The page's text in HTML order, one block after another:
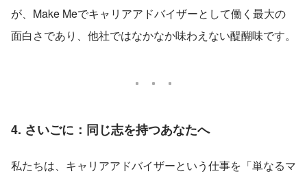
が、Make Meでキャリアアドバイザーとして働く最大の
面白さであり、他社ではなかなか味わえない醍醐味です。
4. さいごに：同じ志を持つあなたへ
私たちは、キャリアアドバイザーという仕事を「単なるマ